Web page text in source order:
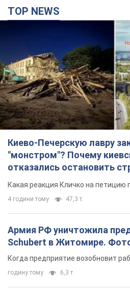
TOP NEWS
Киево-Печерскую лавру
"монстром"? Почему
отказались остановить
небоскреба "московского
Какая реакция Кличко на петицию
4 години тому 47,3 т.
Армия РФ уничтожила
Schubert в Житомире.
Когда предприятие возобновит
годину тому 6,3 т.